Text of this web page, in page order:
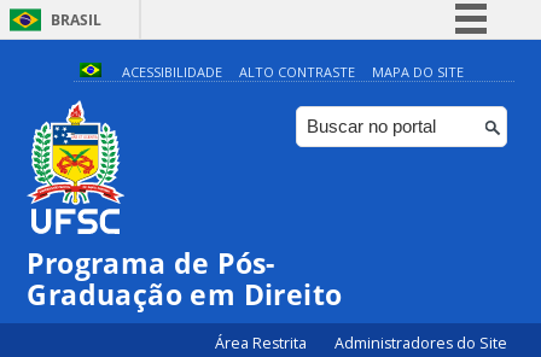
BRASIL
Simplifique!
Comunica BR
Participe
ACESSIBILIDADE ALTO CONTRASTE MAPA DO SITE
Programa de Pós-
Graduação em Direito
Área Restrita Administradores do Site